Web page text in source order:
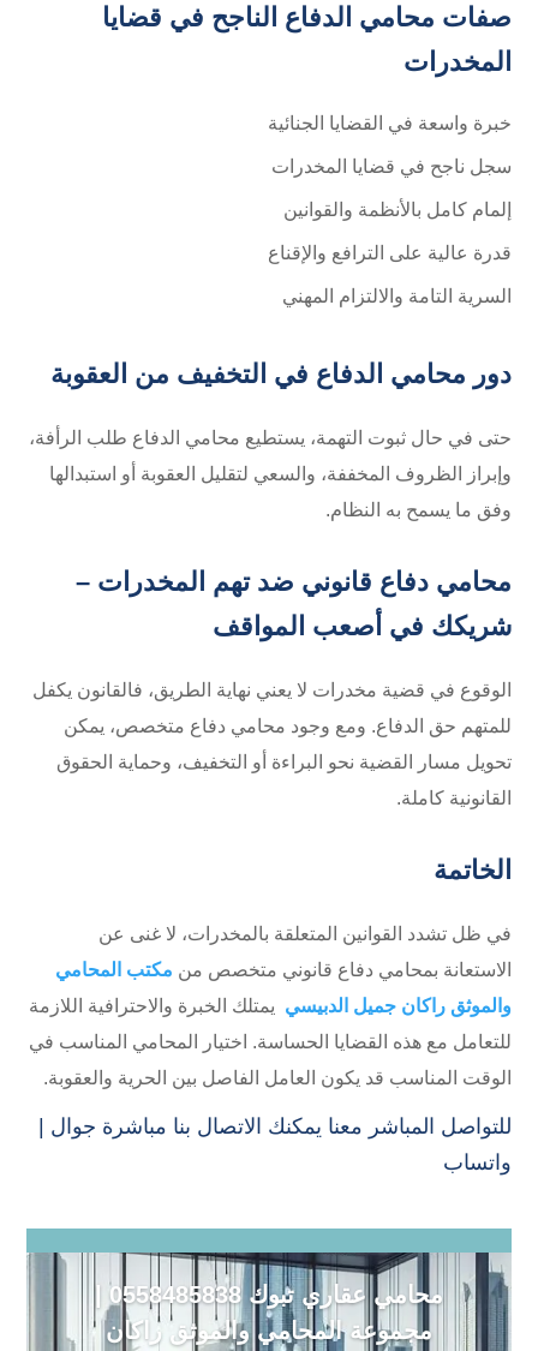
صفات محامي الدفاع الناجح في قضايا
المخدرات
خبرة واسعة في القضايا الجنائية
سجل ناجح في قضايا المخدرات
إلمام كامل بالأنظمة والقوانين
قدرة عالية على الترافع والإقناع
السرية التامة والالتزام المهني
دور محامي الدفاع في التخفيف من العقوبة
حتى في حال ثبوت التهمة، يستطيع محامي الدفاع طلب الرأفة،
وإبراز الظروف المخففة، والسعي لتقليل العقوبة أو استبدالها
وفق ما يسمح به النظام.
محامي دفاع قانوني ضد تهم المخدرات –
شريكك في أصعب المواقف
الوقوع في قضية مخدرات لا يعني نهاية الطريق، فالقانون يكفل
للمتهم حق الدفاع. ومع وجود محامي دفاع متخصص، يمكن
تحويل مسار القضية نحو البراءة أو التخفيف، وحماية الحقوق
القانونية كاملة.
الخاتمة
في ظل تشدد القوانين المتعلقة بالمخدرات، لا غنى عن
الاستعانة بمحامي دفاع قانوني متخصص من مكتب المحامي
والموثق راكان جميل الدبيسي يمتلك الخبرة والاحترافية اللازمة
للتعامل مع هذه القضايا الحساسة. اختيار المحامي المناسب في
الوقت المناسب قد يكون العامل الفاصل بين الحرية والعقوبة.
للتواصل المباشر معنا يمكنك الاتصال بنا مباشرة جوال |
واتساب
محامي عقاري تبوك 0558485838 |
مجموعة المحامي والموثق راكان